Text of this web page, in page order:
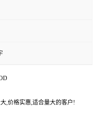
,价格实惠,适合量大的客户!